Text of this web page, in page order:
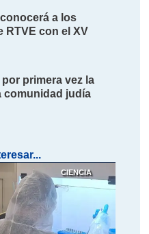
a los
RTVE con el XV
primera vez la
comunidad judía
CIENCIA